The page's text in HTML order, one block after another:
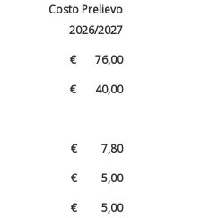
Costo Prelievo
2026/2027
€ 76,00
€ 40,00
€ 7,80
€ 5,00
€ 5,00